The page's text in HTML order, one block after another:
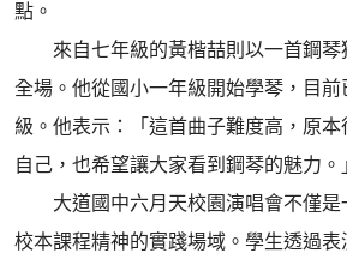
點。
來自七年級的黃楷喆則以一首鋼琴
全場。他從國小一年級開始學琴，目前
級。他表示：「這首曲子難度高，原
自己，也希望讓大家看到鋼琴的魅力。
大道國中六月天校園演唱會不僅是
校本課程精神的實踐場域。學生透過